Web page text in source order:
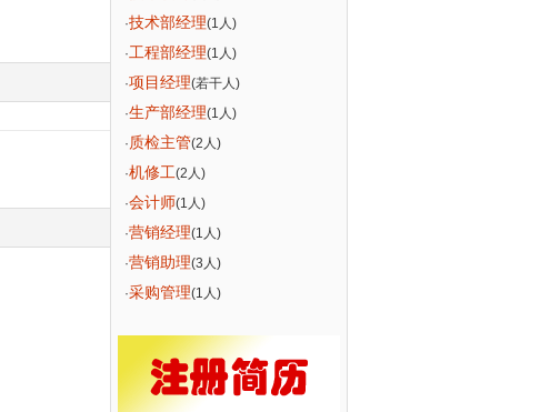
·技术部经理(1人)
·工程部经理(1人)
·项目经理(若干人)
·生产部经理(1人)
· 质检主管(2人)
·机修工(2人)
·会计师(1人)
·营销经理(1人)
·营销助理(3人)
·采购管理(1人)